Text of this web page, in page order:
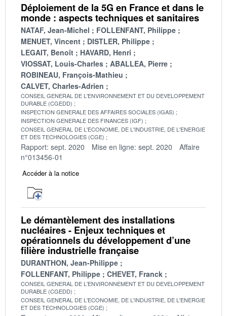
Déploiement de la 5G en France et dans le
monde : aspects techniques et sanitaires
NATAF, Jean-Michel
FOLLENFANT, Philippe
MENUET, Vincent
DISTLER, Philippe
LEGAIT, Benoît
HAVARD, Henri
VIOSSAT, Louis-Charles
ABALLEA, Pierre
ROBINEAU, François-Mathieu
CALVET, Charles-Adrien
CONSEIL GENERAL DE L'ENVIRONNEMENT ET DU DEVELOPPEMENT
DURABLE (CGEDD)
INSPECTION GENERALE DES AFFAIRES SOCIALES (IGAS)
INSPECTION GENERALE DES FINANCES (IGF)
CONSEIL GENERAL DE L'ECONOMIE, DE L'INDUSTRIE, DE L'ENERGIE
ET DES TECHNOLOGIES (CGE)
Rapport: sept. 2020 Mise en ligne: sept. 2020
Affaire
n°013456-01
Accéder à la notice
Le démantèlement des installations
nucléaires - Enjeux techniques et
opérationnels du développement d’une
filière industrielle française
DURANTHON, Jean-Philippe
FOLLENFANT, Philippe
CHEVET, Franck
CONSEIL GENERAL DE L'ENVIRONNEMENT ET DU DEVELOPPEMENT
DURABLE (CGEDD)
CONSEIL GENERAL DE L'ECONOMIE, DE L'INDUSTRIE, DE L'ENERGIE
ET DES TECHNOLOGIES (CGE)